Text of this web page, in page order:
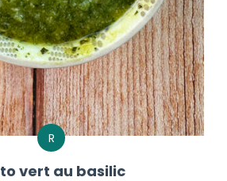
R
vert au basilic